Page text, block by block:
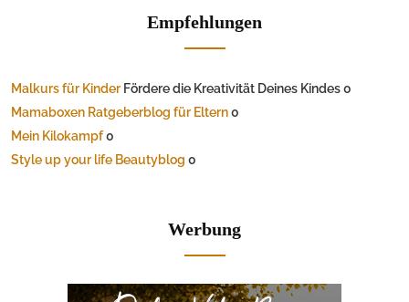
Empfehlungen
Malkurs für Kinder Fördere die Kreativität Deines Kindes 0
Mamaboxen Ratgeberblog für Eltern0
Mein Kilokampf0
Style up your life Beautyblog 0
Werbung